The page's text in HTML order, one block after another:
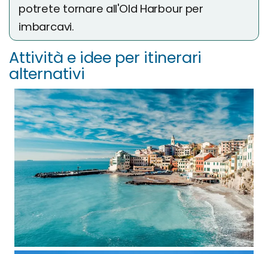
potrete tornare all'Old Harbour per
imbarcavi.
Attività e idee per itinerari
alternativi